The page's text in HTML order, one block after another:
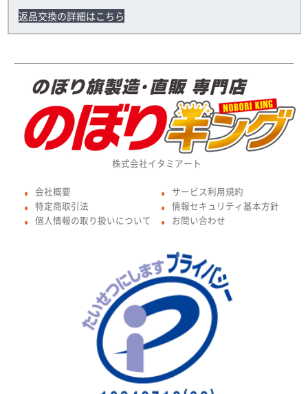
返品交換の詳細はこちら
株式会社イタミアート
● 会社概要
● 特定商取引法
● 個人情報の取り扱いについて
● サービス利用規約
● 情報セキュリティ基本方針
● お問い合わせ